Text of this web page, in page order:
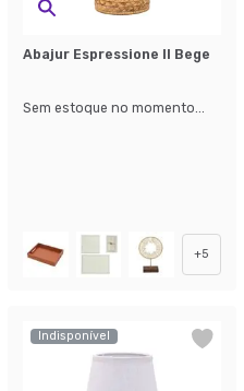
Abajur Espressione II Bege
Sem estoque no momento...
+5
Indisponível